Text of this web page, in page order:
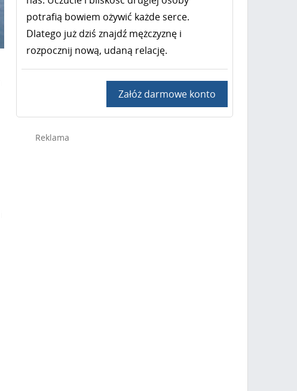
potrafią bowiem ożywić każde serce.
Dlatego już dziś znajdź mężczyznę i
rozpocznij nową, udaną relację.
Załóż darmowe konto
Reklama